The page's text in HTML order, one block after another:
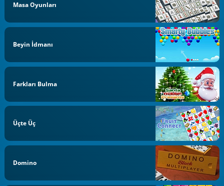
Masa Oyunları
Beyin İdmanı
Farkları Bulma
Üçte Üç
Domino